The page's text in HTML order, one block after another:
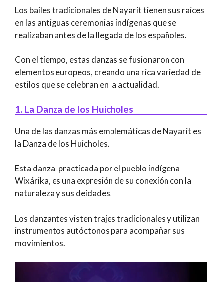
Los bailes tradicionales de Nayarit tienen sus raíces
en las antiguas ceremonias indígenas que se
realizaban antes de la llegada de los españoles.
Con el tiempo, estas danzas se fusionaron con
elementos europeos, creando una rica variedad de
estilos que se celebran en la actualidad.
1. La Danza de los Huicholes
Una de las danzas más emblemáticas de Nayarit es
la Danza de los Huicholes.
Esta danza, practicada por el pueblo indígena
Wixárika, es una expresión de su conexión con la
naturaleza y sus deidades.
Los danzantes visten trajes tradicionales y utilizan
instrumentos autóctonos para acompañar sus
movimientos.